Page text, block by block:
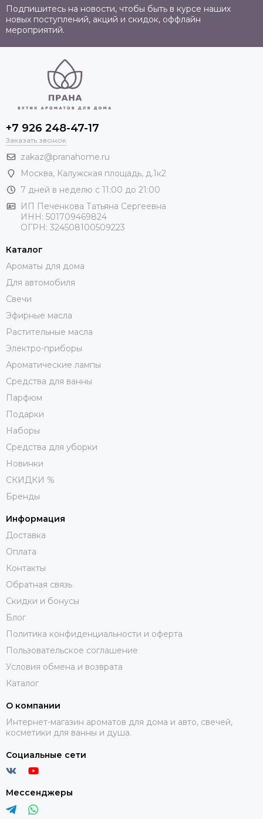
Подпишитесь на новости, чтобы быть в курсе наших
новых поступлений, акций и скидок, оффлайн
мероприятий.
+7 926 248-47-17
Заказать звонок
zakaz@pranahome.ru
Москва, Калужская площадь, д.1к2
7 дней в неделю с 11:00 до 21:00
ИП Печенкова Татьяна Сергеевна
ИНН: 501709469824
ОГРН: 324508100509223
Каталог
Ароматы для дома
Для автомобиля
Свечи
Эфирные масла
Растительные масла
Электро-приборы
Ароматические лампы
Средства для ванны
Парфюм
Подарки
Наборы
Средства для уборки
Новинки
СКИДКИ %
Бренды
Информация
Доставка
Оплата
Контакты
Обратная связь
Скидки и бонусы
Блог
Политика конфиденциальности и оферта
Пользовательское соглашение
Условия обмена и возврата
Каталог
О компании
Интернет-магазин ароматов для дома и авто, свечей,
косметики для ванны и душа.
Социальные сети
Мессенджеры